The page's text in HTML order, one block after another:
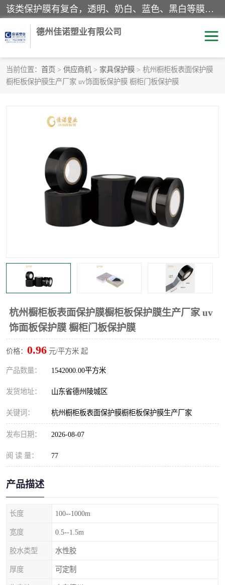
该类保护膜有复合，透明、奶白、蓝色、黑白等膜型。特高粘，高粘，中高粘，中粘，中低粘，低粘等。对于不同的粘力要求有相应的产品相适配。无胶渍残留污染。在较宽的收卷幅度下平整无皱纹，收卷长度大，利于机械化及自动化施工粘贴。为您的产品提供的表面保护解决方案。 产品广泛适用于：铝材、不锈钢、金属、塑料、电子、家电、家具、玻璃、化工材料、装饰材料等。
德州佳诺塑业有限公司
当前位置： 首页 > 供应商机 > 家具保护膜 > 杭州橱柜板表面保护膜
橱柜板保护膜生产厂家 uv饰面板保护膜 橱柜门板保护膜
杭州橱柜板表面保护膜橱柜板保护膜生产厂家 uv
饰面板保护膜 橱柜门板保护膜
价格： 0.96 元/平方米 起
产品数量： 1542000.00平方米
发货地址： 山东省德州陵城区
关键词： 杭州橱柜板表面保护膜橱柜板保护膜生产厂家
发布日期： 2026-08-07
阅 读 量： 77
产品描述
长度 100--1000m
宽度 0.5--1.5m
胶水类型 水性胶
厚度 可定制
pe保护膜 包装膜
黑白保护膜
明蓝保护膜 纯黑保护膜
印字保护膜 彩钢板保护膜
不锈钢板保护膜 一次性隔离膜